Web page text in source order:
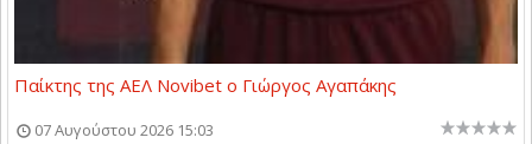
Παίκτης της ΑΕΛ Novibet ο Γιώργος Αγαπάκης
07 Αυγούστου 2026 15:03